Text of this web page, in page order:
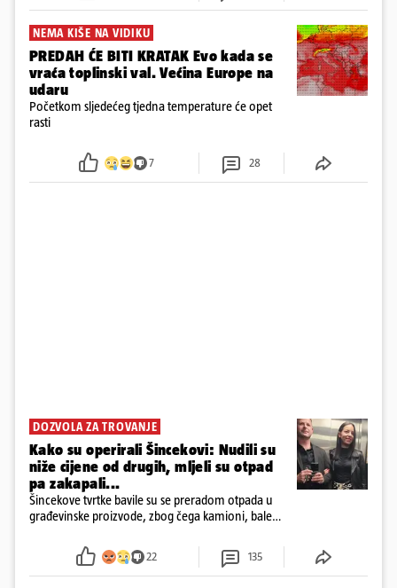
NEMA KIŠE NA VIDIKU
PREDAH ĆE BITI KRATAK Evo kada se
vraća toplinski val. Većina Europe na
udaru
Početkom sljedećeg tjedna temperature će opet
rasti
7 28
DOZVOLA ZA TROVANJE
Kako su operirali Šincekovi: Nudili su
niže cijene od drugih, mljeli su otpad
pa zakapali...
Šincekove tvrtke bavile su se preradom otpada u
građevinske proizvode, zbog čega kamioni, bale
22 135